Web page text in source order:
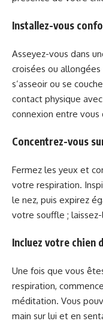
Installez-vous
Asseyez-vous dans
croisées ou
s’asseoir ou se
contact physique
connexion entre vous
Concentrez-vous
Fermez les yeux et
votre respiration.
le nez, puis expirez
votre souffle ;
Incluez votre chien
Une fois que vous
respiration,
méditation. Vous
main sur lui et en